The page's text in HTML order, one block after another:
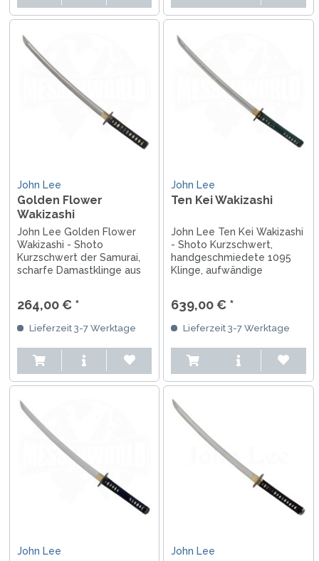
John Lee
Golden Flower
Wakizashi
John Lee Golden Flower
Wakizashi - Shoto
Kurzschwert der Samurai,
scharfe Damastklinge aus
handgeschmiedeter Stahl,
und Baumwolle, mit
Sammlerbox und Zertifikat.
264,00 € *
Lieferzeit 3-7 Werktage
John Lee
Ten Kei Wakizashi
John Lee Ten Kei Wakizashi
- Shoto Kurzschwert,
handgeschmiedete 1095
Klinge, aufwändige
Messing, mit Ständer,
Siegel
639,00 € *
Lieferzeit 3-7 Werktage
John Lee John Lee